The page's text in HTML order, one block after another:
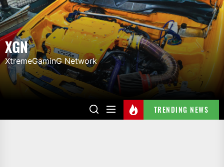
Skip
to
the
content
XGN
XtremeGaminG Network
TRENDING NEWS